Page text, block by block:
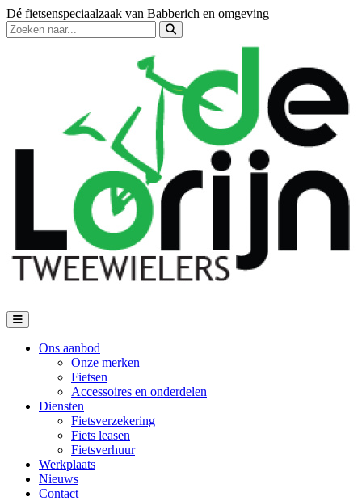
Dé fietsenspeciaalzaak van Babberich en omgeving
Ons aanbod
Onze merken
Fietsen
Accessoires en onderdelen
Diensten
Fietsverzekering
Fiets leasen
Fietsverhuur
Werkplaats
Nieuws
Contact